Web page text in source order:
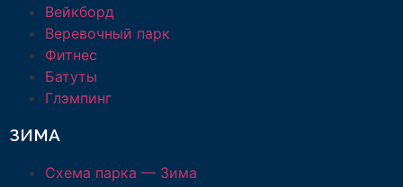
Вейкборд
Веревочный парк
Фитнес
Батуты
Глэмпинг
ЗИМА
Схема парка — Зима